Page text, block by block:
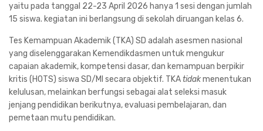
yaitu pada tanggal 22-23 April 2026 hanya 1 sesi dengan jumlah
15 siswa. kegiatan ini berlangsung di sekolah diruangan kelas 6.
Tes Kemampuan Akademik(TKA) SD adalah asesmen nasional
yang diselenggarakan Kemendikdasmen untuk mengukur
capaian akademik, kompetensi dasar, dan kemampuan berpikir
kritis (HOTS) siswa SD/MI secara objektif. TKAtidakmenentukan
kelulusan, melainkan berfungsi sebagai alat seleksi masuk
jenjang pendidikan berikutnya, evaluasi pembelajaran, dan
pemetaan mutu pendidikan.